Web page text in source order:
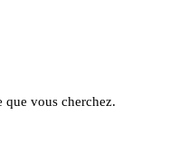
que vous cherchez.